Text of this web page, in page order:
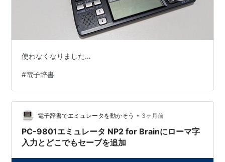
使わなくなりました…
#電子辞書
電子辞書でエミュレータを動かそう • 3ヶ月前
PC-9801エミュレータ NP2 for Brainにローマ字
入力とどこでもセーブを追加